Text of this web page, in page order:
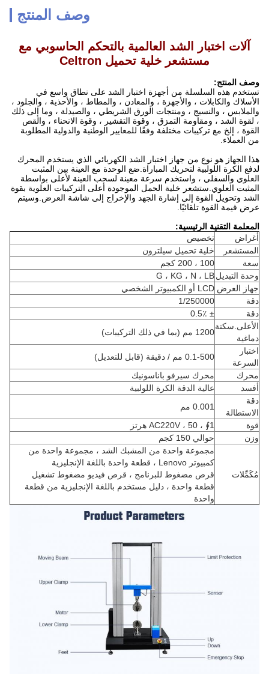
وصف المنتج
آلات اختبار الشد العالمية بالتحكم الحاسوبي مع
مستشعر خلية تحميل Celtron
وصف المنتج:
تستخدم هذه السلسلة من أجهزة اختبار الشد على نطاق واسع في
الأسلاك والكابلات ، والأجهزة ، والمعادن ، والمطاط ، والأحذية ، والجلود ،
والملابس ، والنسيج ، ومنتجات الورق الشريطي ، والصيدلة ، وما إلى ذلك
، لقوة الشد ، ومقاومة التمزق ، وقوة التقشير ، وقوة الانحناء ، والقص
القوة ، إلخ مع تركيبات مختلفة وفقًا للمعايير الوطنية والدولية المطلوبة
من العملاء.
هذا الجهاز هو نوع من جهاز اختبار الشد الكهربائي الذي يستخدم المحرك
لدفع الكرة اللولبية لتحريك المباراة.ضع الوحدة مع العينة بين المثبت
العلوي والسفلي ، واستخدم سرعة معينة لسحب العينة لأعلى بواسطة
المثبت العلوي.ستشعر خلية الحمل الموجودة أعلى التركيبات العلوية بقوة
الشد وتحويل القوة إلى إشارة الجهد والإخراج إلى شاشة العرض.وسيتم
عرض قيمة القوة تلقائيًا.
المعلمة التقنية الرئيسية:
أغراض
تخصيص
المستشعر
خلية تحميل سيلترون
سعة
100 ، 200 كجم
وحدة التبديلG ، KG ، N ، LB
جهاز العرض LCD أو الكمبيوتر الشخصي
دقة
1/250000
دقة
± 0.5٪
الأعلى.سكتة
دماغية
1200 مم (بما في ذلك التركيبات)
اختبار
السرعة
0.1-500 مم / دقيقة (قابل للتعديل)
محرك
محرك سيرفو باناسونيك
أفسد
عالية الدقة الكرة اللولبية
دقة
الاستطالة
0.001 مم
قوة
1∮ ، AC220V ، 50 هرتز
وزن
حوالي 150 كجم
مُكَمِّلات
مجموعة واحدة من المشبك الشد ، مجموعة واحدة من
كمبيوتر Lenovo ، قطعة واحدة باللغة الإنجليزية
قرص مضغوط للبرنامج ، قرص فيديو مضغوط تشغيل
قطعة واحدة ، دليل مستخدم باللغة الإنجليزية من قطعة
واحدة